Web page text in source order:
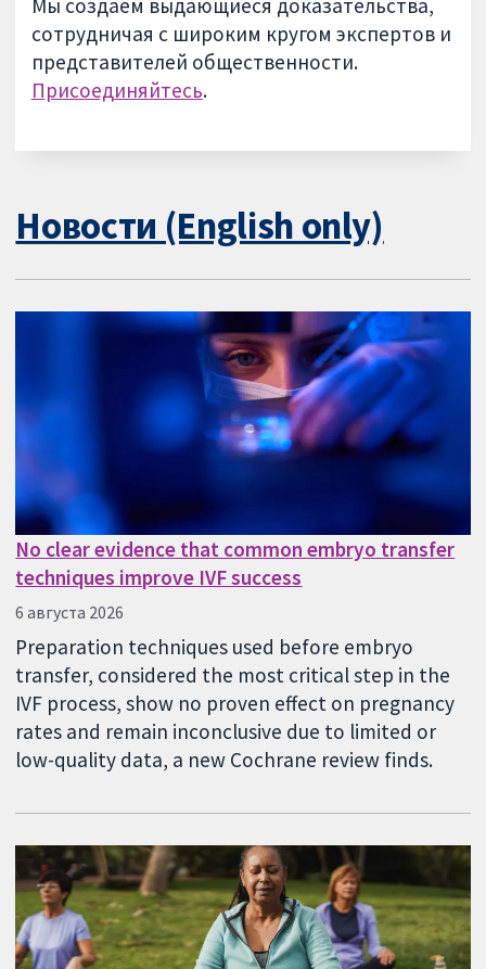
Мы создаем выдающиеся доказательства,
сотрудничая с широким кругом экспертов и
представителей общественности.
Присоединяйтесь.
Новости (English only)
No clear evidence that common embryo transfer
techniques improve IVF success
6 августа 2026
Preparation techniques used before embryo
transfer, considered the most critical step in the
IVF process, show no proven effect on pregnancy
rates and remain inconclusive due to limited or
low-quality data, a new Cochrane review finds.